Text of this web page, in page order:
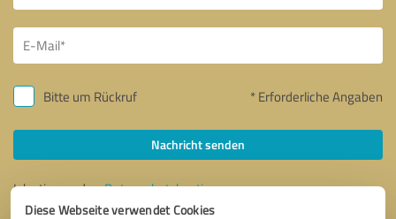
Diese Webseite verwendet Cookies
Bitte um Rückruf * Erforderliche Angaben
Nachricht senden
Ich stimme denDatenschutzbestimmungenzu.